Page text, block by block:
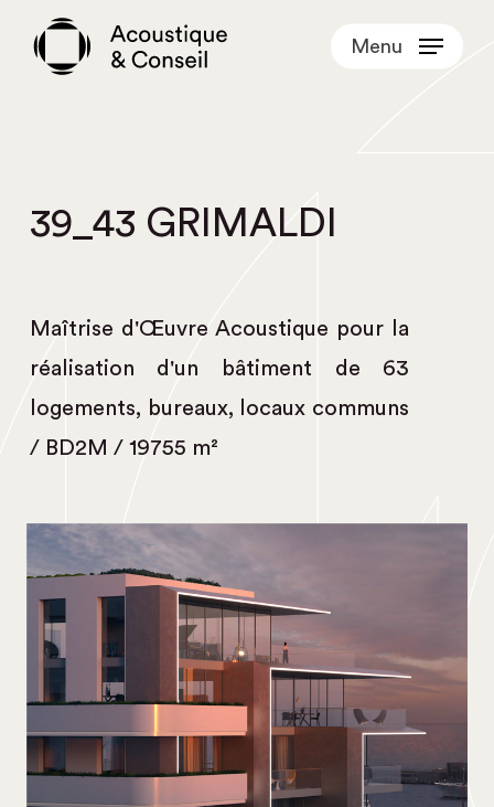
Menu
39_43 GRIMALDI
Maîtrise d'Œuvre Acoustique pour la
réalisation d'un bâtiment de 63
logements, bureaux, locaux communs
/ BD2M / 19755 m²